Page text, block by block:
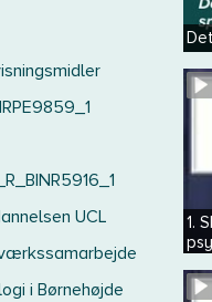
UCL
i Børnehøjde
1.